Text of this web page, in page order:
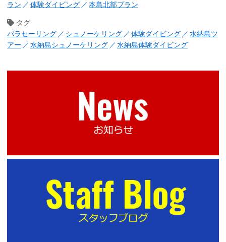
ラン 体験ダイビング 本島北部プラン
タグ
パラセーリング
シュノーケリング 体験ダイビング
水納島ツ
アー
水納島シュノーケリング 水納島体験ダイビング